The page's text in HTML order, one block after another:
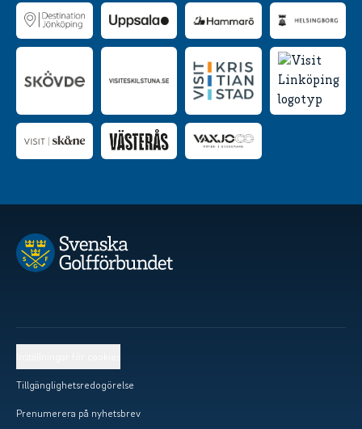
Tillgänglighetsredogörelse
Prenumerera på nyhetsbrev